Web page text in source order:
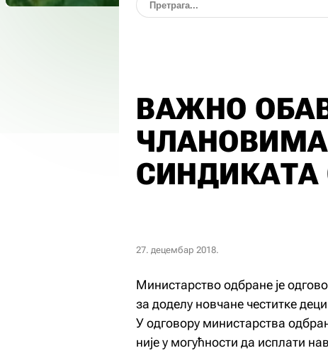
ВАЖНО
СИНДИКАТА
27. децембар 2018.
Министарство одбране је
за доделу новчане честитке
У одговору министарства
није у могућности да исплати